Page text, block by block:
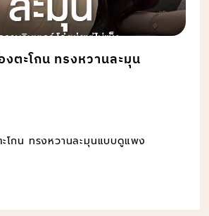
ตะโกน ทรงหวานละมุน
โกน ทรงหวานละมุนแบบดูแพง